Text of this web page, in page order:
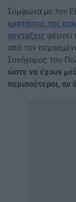
Σύμφωνα με τον
κρατήσεις της
συντάξεις φέρνει
από τον
Συνήγορος του
ώστε να έχουν
περισσότεροι, αν